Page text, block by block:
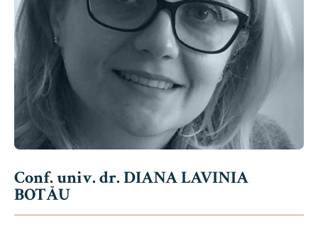
Conf. univ. dr. DIANA LAVINIA
BOTĂU